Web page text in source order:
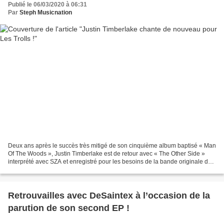
Publié le 06/03/2020 à 06:31
Par Steph Musicnation
Deux ans après le succès très mitigé de son cinquième album baptisé « Man
Of The Woods », Justin Timberlake est de retour avec « The Other Side »
interprété avec SZA et enregistré pour les besoins de la bande originale du
Retrouvailles avec DeSaintex à l’occasion de la
parution de son second EP !